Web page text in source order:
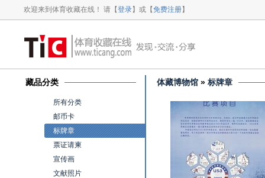
欢迎来到体育收藏在线！ 请【登录】或【免费注册】
藏品分类
所有分类
邮币卡
标牌章
票证请柬
宣传画
文献照片
体藏博物馆 » 标牌章